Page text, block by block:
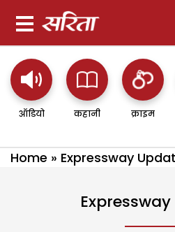
ऑडियो कहानी क्राइम
Home » Expressway